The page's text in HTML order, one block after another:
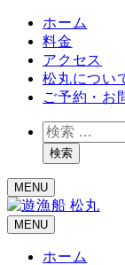
ホーム
料金
アクセス
松丸につい
ご予約・お
検
索検索
MENU
MENU
ホーム